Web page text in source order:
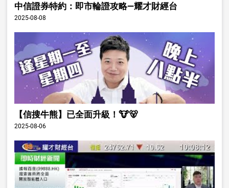
中信證券特約：即市輪證攻略—耀才財經台
2025-08-08
【信搜牛熊】已全面升級！🐮🐻
2025-08-06